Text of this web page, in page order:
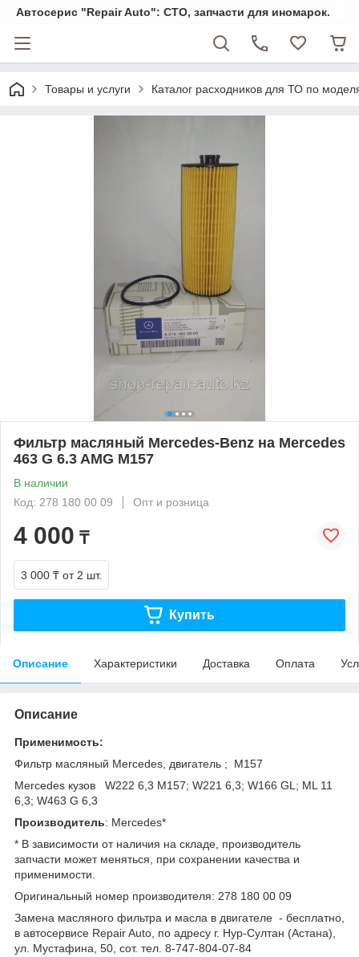
Автосерис "Repair Auto": СТО, запчасти для иномарок.
Товары и услуги Каталог расходников для ТО по
Фильтр масляный Mercedes-Benz на Mercedes
463 G 6.3 AMG M157
В наличии
Код: 278 180 00 09
Опт и розница
4 000 ₸
3 000 ₸ от 2 шт.
Купить
Описание Характеристики Доставка Оплата
Описание
Применимость:
Фильтр масляный Mercedes, двигатель ; M157
Mercedes кузов W222 6,3 M157; W221 6,3; W166 GL; ML 11
6,3; W463 G 6,3
Производитель: Mercedes*
* В зависимости от наличия на складе, производитель
запчасти может меняться, при сохранении качества и
применимости.
Оригинальный номер производителя: 278 180 00 09
Замена масляного фильтра и масла в двигателе - бесплатно,
в автосервисе Repair Auto, по адресу г. Нур-Султан (Астана),
ул. Мустафина, 50, сот. тел. 8-747-804-07-84